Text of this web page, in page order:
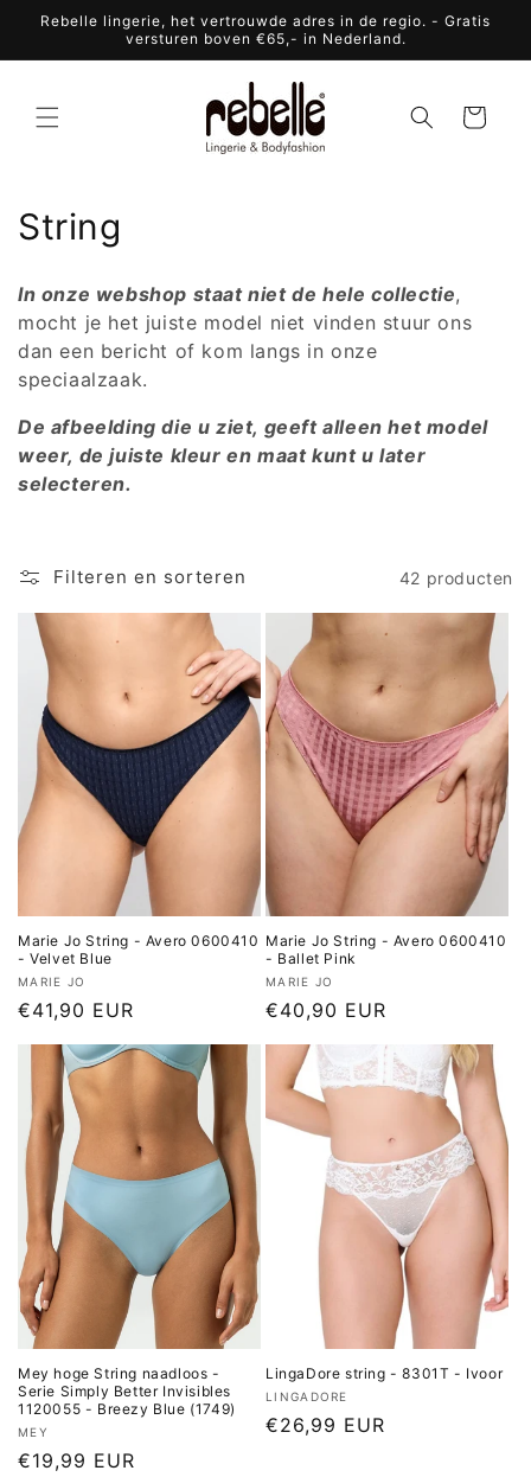
naar de
Rebelle lingerie, het vertrouwde adres in de regio. - Gratis
versturen boven €65,- in Nederland.
Winkelwagen
C
l
l
e
c
t
e
String
In onze webshop staat niet de hele collectie,
mocht je het juiste model niet vinden stuur ons
dan een bericht of kom langs in onze
speciaalzaak.
De afbeelding die u ziet, geeft alleen het model
weer, de juiste kleur en maat kunt u later
selecteren.
Filteren en sorteren 42 producten
Marie Jo String - Avero 0600410
- Velvet Blue
Verkoper:
MARIE JO
Normale
prijs
€41,90 EUR
Marie Jo String - Avero 0600410
- Ballet Pink
Verkoper:
MARIE JO
Normale
prijs
€40,90 EUR
Mey hoge String naadloos -
Serie Simply Better Invisibles
1120055 - Breezy Blue (1749)
Verkoper:
MEY
Normale
€19,99 EUR
LingaDore string - 8301T - Ivoor
Verkoper:
LINGADORE
Normale
€26,99 EUR